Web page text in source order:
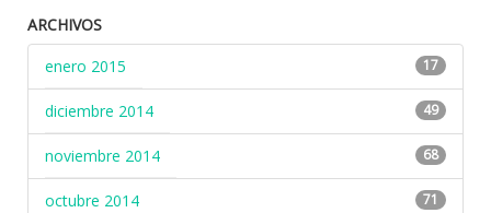
ARCHIVOS
enero 2015
17
diciembre 2014 49
noviembre 2014 68
octubre 2014 71